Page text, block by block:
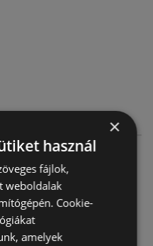
×
használ
fájlok,
weboldalak
Cookie-
amelyek